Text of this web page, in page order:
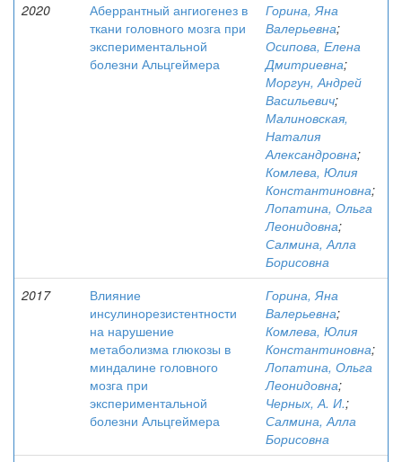
2020
Аберрантный ангиогенез в
ткани головного мозга при
экспериментальной
болезни Альцгеймера
Горина, Яна
Валерьевна;
Осипова, Елена
Дмитриевна;
Моргун, Андрей
Васильевич;
Малиновская,
Наталия
Александровна;
Комлева, Юлия
Константиновна;
Лопатина, Ольга
Леонидовна;
Салмина, Алла
Борисовна
2017
Влияние
инсулинорезистентности
на нарушение
метаболизма глюкозы в
миндалине головного
мозга при
экспериментальной
болезни Альцгеймера
Горина, Яна
Валерьевна;
Комлева, Юлия
Константиновна;
Лопатина, Ольга
Леонидовна;
Черных, А. И.;
Салмина, Алла
Борисовна